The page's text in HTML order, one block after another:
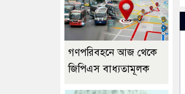
গণপরিবহনে আজ থেকে
জিপিএস বাধ্যতামূলক